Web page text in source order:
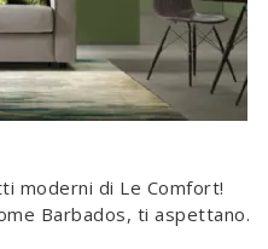
moderni di Le Comfort!
Barbados, ti aspettano.